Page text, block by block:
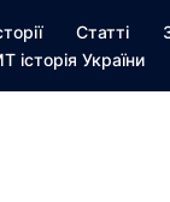
Статті
історія України